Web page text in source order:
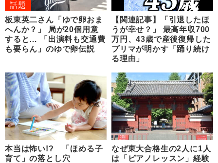
話題
板東英二さん「ゆで卵おま
へんか？」 局が20個用意
すると… 「出演料も交通費
も要らん」のゆで卵伝説
【関連記事】「引退したほ
うが幸せ？」 最高年収700
万円、43歳で産後復帰した
プリマが明かす「踊り続け
る理由」
本当は怖い!? 「ほめる子
育て」の落とし穴
なぜ東大合格生の2人に1人
は「ピアノレッスン」経験